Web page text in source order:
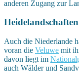
anderen Zugang zur
Auch die Niederlande
voran die Veluwe mit
davon liegt im
auch Wälder und